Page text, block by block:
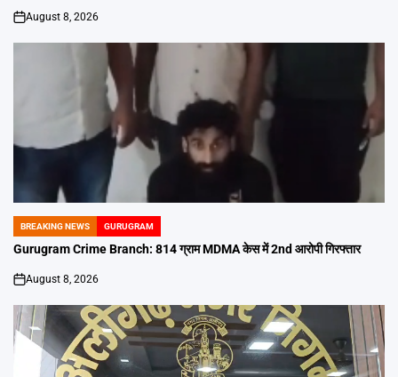
on
August 8, 2026
POSTED
IN
BREAKING NEWS GURUGRAM
Gurugram Crime Branch: 814 ग्राम MDMA केस में 2nd आरोपी गिरफ्तार
on
August 8, 2026